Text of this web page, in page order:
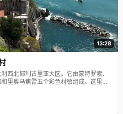
13:28
西北部利古里亚大区。它由蒙特罗索、
里奥马焦雷五个彩色村镇组成。这里依
为世界文化遗产。